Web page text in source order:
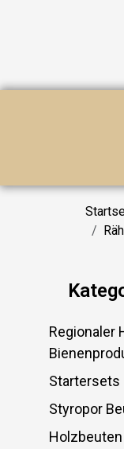
Regionaler
Startersets
Styropor
Holzbeuten